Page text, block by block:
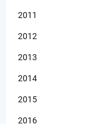
2011
2012
2013
2014
2015
2016